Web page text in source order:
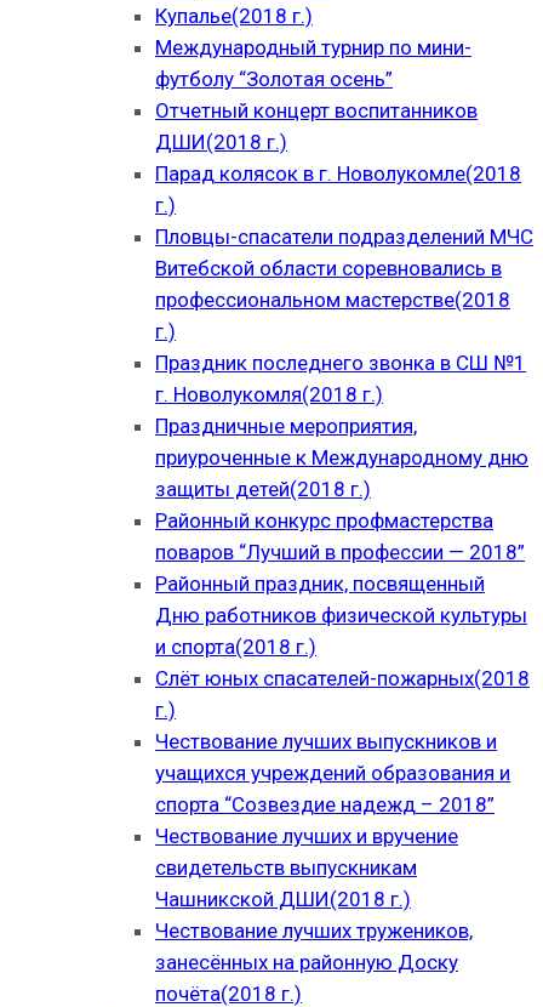
Купалье(2018 г.)
Международный турнир по мини-
футболу “Золотая осень”
Отчетный концерт воспитанников
ДШИ(2018 г.)
Парад колясок в г. Новолукомле(2018
г.)
Пловцы-спасатели подразделений МЧС
Витебской области соревновались в
профессиональном мастерстве(2018
г.)
Праздник последнего звонка в СШ №1
г. Новолукомля(2018 г.)
Праздничные мероприятия,
приуроченные к Международному дню
защиты детей(2018 г.)
Районный конкурс профмастерства
поваров “Лучший в профессии — 2018”
Районный праздник, посвященный
Дню работников физической культуры
и спорта(2018 г.)
Слёт юных спасателей-пожарных(2018
г.)
Чествование лучших выпускников и
учащихся учреждений образования и
спорта “Созвездие надежд – 2018”
Чествование лучших и вручение
свидетельств выпускникам
Чашникской ДШИ(2018 г.)
Чествование лучших тружеников,
занесённых на районную Доску
почёта(2018 г.)